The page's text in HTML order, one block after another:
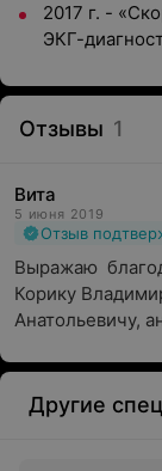
2017 г. -
ЭКГ-
Отзывы 1
Вита
5 июня 2019
Отзыв
Выражаю
Корику
Анатольевичу,
Другие